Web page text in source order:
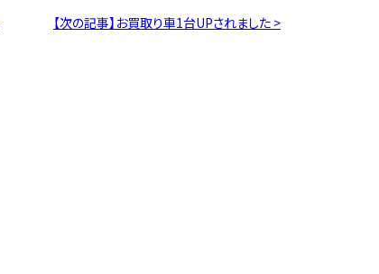
【次の記事】お買取り車1台UPされました >